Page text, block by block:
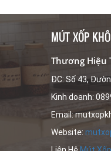
MÚT XỐP
Thương Hiệu
ĐC: Số 43,
Kinh doanh:
Email:
Website: